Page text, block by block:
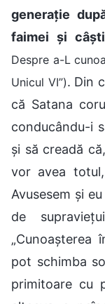
generație
faimei și
Despre a-L
Unicul VI”). Din
că Satana
conducându-i
și să creadă
vor avea
Avusesem și
de
„Cunoașterea
pot schimba
primitoare cu